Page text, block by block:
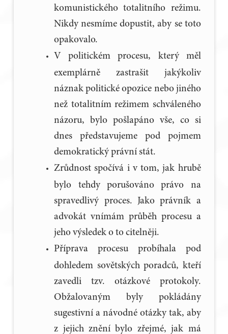
komunistického totalitního režimu.
Nikdy nesmíme dopustit, aby se toto
opakovalo.
V politickém procesu, který měl
exemplárně zastrašit jakýkoliv
náznak politické opozice nebo jiného
než totalitním režimem schváleného
názoru, bylo pošlapáno vše, co si
dnes představujeme pod pojmem
demokratický právní stát.
Zrůdnost spočívá i v tom, jak hrubě
bylo tehdy porušováno právo na
spravedlivý proces. Jako právník a
advokát vnímám průběh procesu a
jeho výsledek o to citelněji.
Příprava procesu probíhala pod
dohledem sovětských poradců, kteří
zavedli tzv. otázkové protokoly.
Obžalovaným byly pokládány
sugestivní a návodné otázky tak, aby
z jejich znění bylo zřejmé, jak má